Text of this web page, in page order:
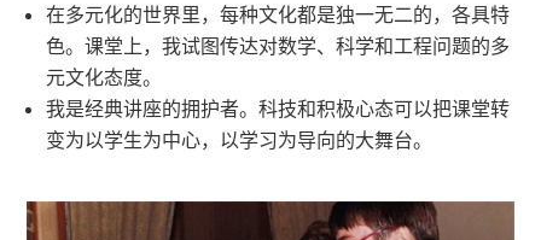
在多元化的世界里，每种文化都是独一无二的，各具特
色。课堂上，我试图传达对数学、科学和工程问题的多
元文化态度。
我是经典讲座的拥护者。科技和积极心态可以把课堂转
变为以学生为中心，以学习为导向的大舞台。